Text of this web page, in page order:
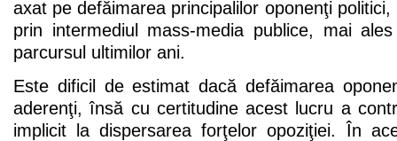
axat pe defăimarea principalilor oponenţi
prin intermediul mass-media publice, mai
parcursul ultimilor ani.
Este dificil de estimat dacă defăimarea
aderenţi, însă cu certitudine acest lucru a
implicit la dispersarea forţelor opoziţiei. În